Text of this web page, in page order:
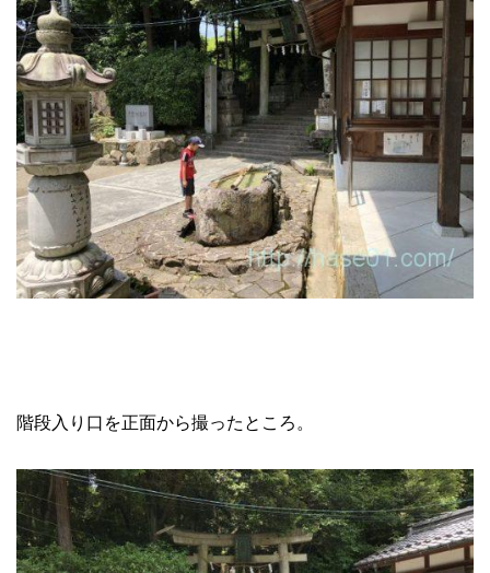
階段入り口を正面から撮ったところ。